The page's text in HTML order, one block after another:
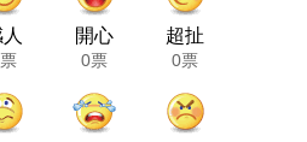
開心
0票
超扯
0票